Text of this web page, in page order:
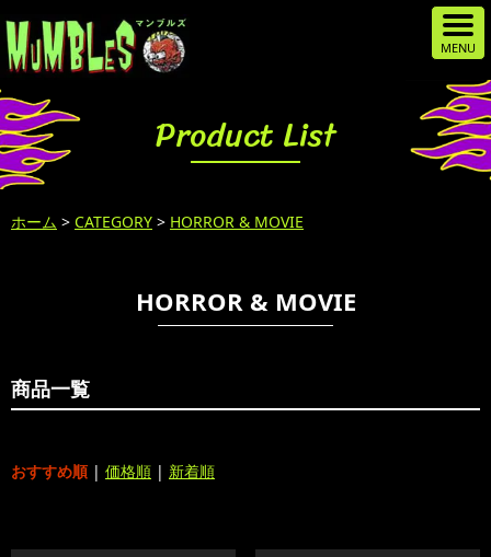
Product List
ホーム > CATEGORY > HORROR & MOVIE
HORROR & MOVIE
商品一覧
おすすめ順 | 価格順 | 新着順